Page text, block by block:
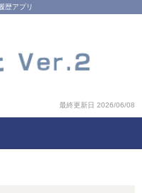
歴アプリ
最終更新日 2026/06/08